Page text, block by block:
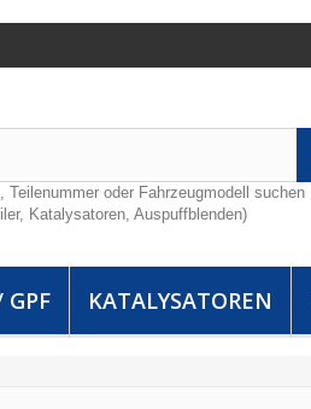
Teilenummer oder Fahrzeugmodell suchen
Katalysatoren, Auspuffblenden)
GPF KATALYSATOREN